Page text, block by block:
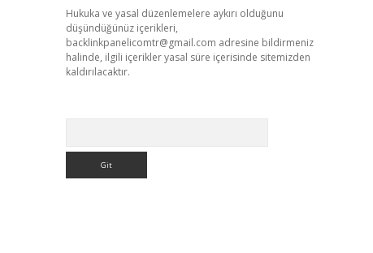
Hukuka ve yasal düzenlemelere aykırı olduğunu
düşündüğünüz içerikleri,
backlinkpanelicomtr@gmail.com adresine bildirmeniz
halinde, ilgili içerikler yasal süre içerisinde sitemizden
kaldırılacaktır.